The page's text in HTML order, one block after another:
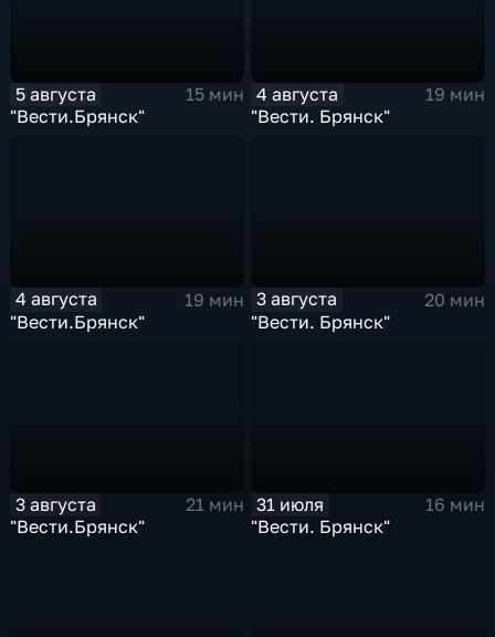
5 августа
15 мин
"Вести.Брянск"
4 августа
19 мин
"Вести. Брянск"
4 августа
19 мин
"Вести.Брянск"
3 августа
20 мин
"Вести. Брянск"
3 августа
21 мин
"Вести.Брянск"
31 июля
16 мин
"Вести. Брянск"